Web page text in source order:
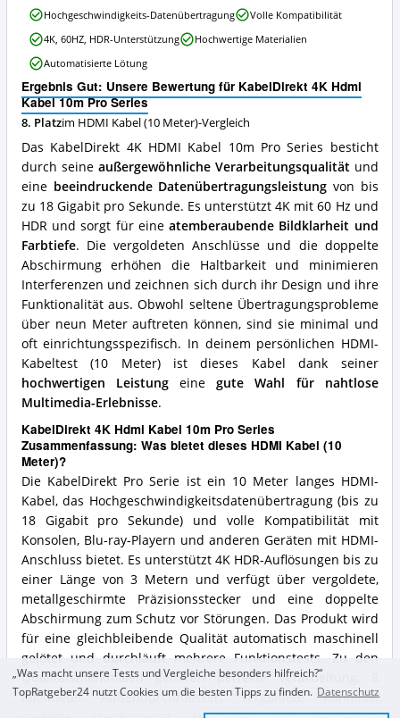
HDMI
Kabel
(10
Meter)
erhältlich?
Ergebnis Gut: Unsere Bewertung für KabelDirekt 4K Hdmi
Kabel 10m Pro Series
8. Platzim HDMI Kabel (10 Meter)-Vergleich
Das KabelDirekt 4K HDMI Kabel 10m Pro Series besticht
durch seine außergewöhnliche Verarbeitungsqualitätund
eine beeindruckende Datenübertragungsleistung von bis
zu 18 Gigabit pro Sekunde. Es unterstützt 4K mit 60 Hz und
HDR und sorgt für eineatemberaubende Bildklarheit und
Farbtiefe. Die vergoldeten Anschlüsse und die doppelte
Abschirmung erhöhen die Haltbarkeit und minimieren
Interferenzen und zeichnen sich durch ihr Design und ihre
Funktionalität aus. Obwohl seltene Übertragungsprobleme
über neun Meter auftreten können, sind sie minimal und
oft einrichtungsspezifisch. In deinem persönlichen HDMI-
Kabeltest (10 Meter) ist dieses Kabel dank seiner
hochwertigen Leistungeinegute Wahl für nahtlose
Multimedia-Erlebnisse.
KabelDirekt 4K Hdmi Kabel 10m Pro Series
Zusammenfassung: Was bietet dieses HDMI Kabel (10
Meter)?
Die KabelDirekt Pro Serie ist ein 10 Meter langes HDMI-
Kabel, das Hochgeschwindigkeitsdatenübertragung (bis zu
18 Gigabit pro Sekunde) und volle Kompatibilität mit
Konsolen, Blu-ray-Playern und anderen Geräten mit HDMI-
Anschluss bietet. Es unterstützt 4K HDR-Auflösungen bis zu
einer Länge von 3 Metern und verfügt über vergoldete,
metallgeschirmte Präzisionsstecker und eine doppelte
Abschirmung zum Schutz vor Störungen. Das Produkt wird
für eine gleichbleibende Qualität automatisch maschinell
gelötet und durchläuft mehrere Funktionstests. Zu den
Qualitätsmerkmalen gehören perfekte Verarbeitung, 8
Millimeter Außendurchmesser, vergoldete Kontakte,
KabelDirekt
4K
Hdmi
Kabel
10m
Pro
Series
Vorteile:
Was
spricht
für
dieses
HDMI
Kabel
(10
Meter)?
Hochgeschwindigkeits-Datenübertragung
Volle Kompatibilität
4K, 60HZ, HDR-Unterstützung
Hochwertige Materialien
Automatisierte Lötung
„Was macht unsere Tests und Vergleiche besonders hilfreich?“
TopRatgeber24 nutzt Cookies um die besten Tipps zu finden. Datenschutz